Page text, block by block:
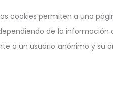
cookies permiten a una
de la
a un usuario anónimo y su